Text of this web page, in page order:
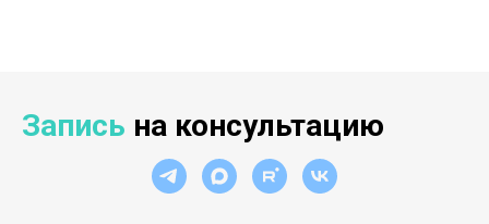
Запись на консультацию